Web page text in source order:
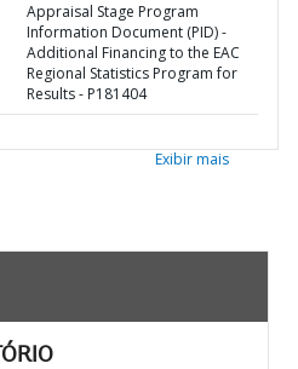
Appraisal Stage Program
Information Document (PID) -
Additional Financing to the EAC
Regional Statistics Program for
Results - P181404
Exibir mais